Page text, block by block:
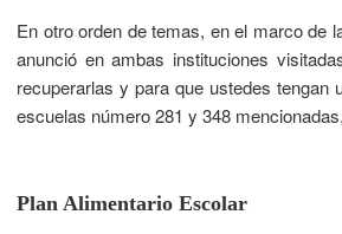
En otro orden de temas, en el marco de
anunció en ambas instituciones
recuperarlas y para que ustedes tengan
escuelas número 281 y 348
Plan Alimentario Escolar